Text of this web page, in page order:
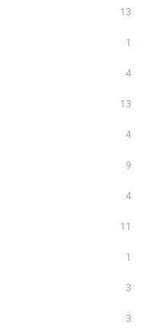
13
1
4
13
4
9
4
11
1
3
3